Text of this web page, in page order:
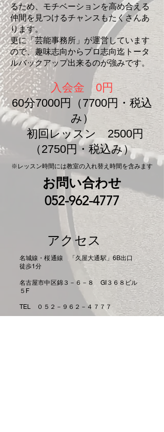
るため、モチベーションを高め合える
仲間を見つけるチャンスもたくさんあ
ります。
更に「芸能事務所」が運営しています
ので、趣味志向からプロ志向迄トータ
ルバックアップ出来るのが強みです。
入会金
0円
60分7000円（7700円・税込
み）
初回レッスン 2500円
（2750円・税込み）
​※レッスン時間には教室の入れ替え時間を含みます
お問い合わせ
052-962-4777
アクセス
​名城線・桜通線 「久屋大通駅」6B出口
徒歩1分
名古屋市中区錦３－６－８ GI３６８ビル
５F
TEL ０５２－９６２－４７７７